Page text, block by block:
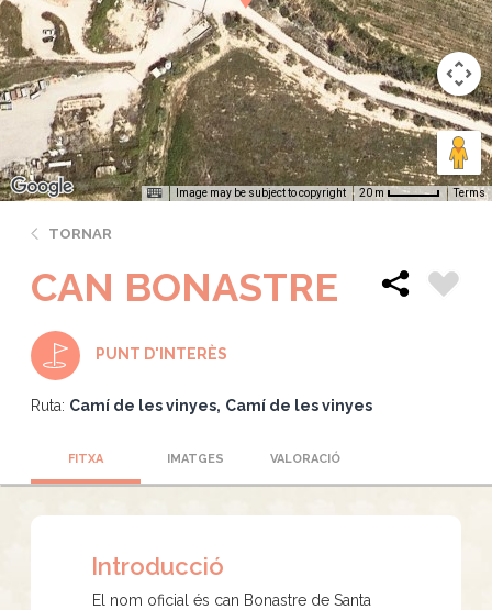
Image may be subject to copyright 20 m Terms
TORNAR
CAN BONASTRE
PUNT D'INTERÈS
Ruta: Camí de les vinyes Camí de les vinyes
FITXA IMATGES VALORACIÓ
Introducció
El nom oficial és can Bonastre de Santa